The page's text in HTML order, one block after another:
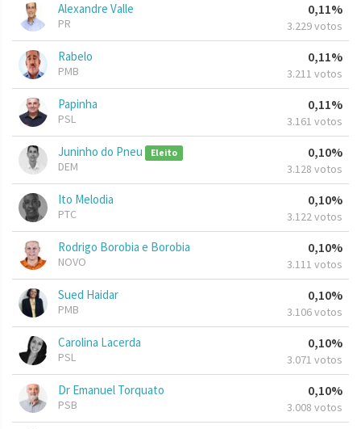
Alexandre Valle
PR
0,11%
3.229 votos
Rabelo
PMB
0,11%
3.211 votos
Papinha
PSL
0,11%
3.161 votos
Juninho do Pneu Eleito
DEM
0,10%
3.128 votos
Ito Melodia
PTC
0,10%
3.122 votos
Rodrigo Borobia e Borobia
NOVO
0,10%
3.111 votos
Sued Haidar
PMB
0,10%
3.106 votos
Carolina Lacerda
PSL
0,10%
3.071 votos
Dr Emanuel Torquato
PSB
0,10%
3.008 votos